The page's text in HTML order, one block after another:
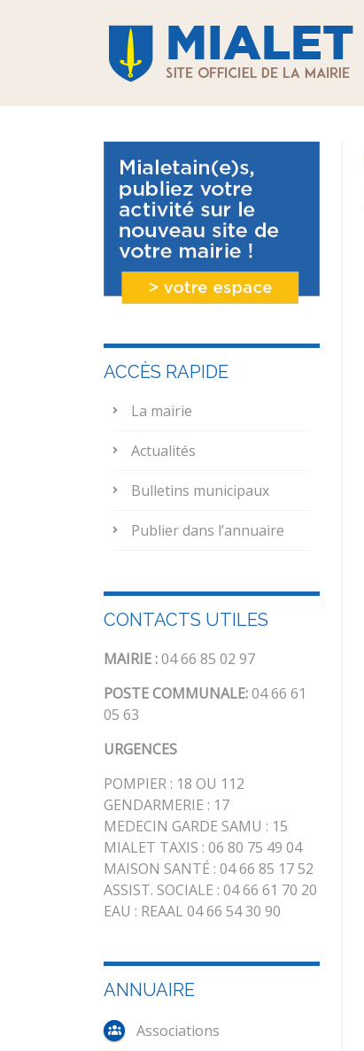
ACCÈS RAPIDE
La mairie
Actualités
Bulletins municipaux
Publier dans l’annuaire
CONTACTS UTILES
MAIRIE :04 66 85 02 97
POSTE COMMUNALE:04 66 61
05 63
URGENCES
POMPIER : 18 OU 112
GENDARMERIE : 17
MEDECIN GARDE SAMU : 15
MIALET TAXIS : 06 80 75 49 04
MAISON SANTÉ : 04 66 85 17 52
ASSIST. SOCIALE : 04 66 61 70 20
EAU : REAAL 04 66 54 30 90
ANNUAIRE
Associations